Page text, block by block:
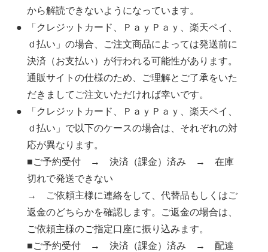
から解読できないようになっています。
「クレジットカード、ＰａｙＰａｙ、楽天ペイ、
ｄ払い」の場合、ご注文商品によっては発送前に
決済（お支払い）が行われる可能性があります。
通販サイトの仕様のため、ご理解とご了承をいた
だきましてご注文いただければ幸いです。
「クレジットカード、ＰａｙＰａｙ、楽天ペイ、
ｄ払い」で以下のケースの場合は、それぞれの対
応が異なります。
■ご予約受付 → 決済（課金）済み → 在庫
切れで発送できない
→ ご依頼主様に連絡をして、代替品もしくはご
返金のどちらかを確認します。ご返金の場合は、
ご依頼主様のご指定口座に振り込みます。
■ご予約受付 → 決済（課金）済み → 配達